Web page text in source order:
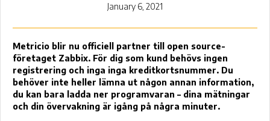
January 6, 2021
Metricio blir nu officiell partner till open source-
företaget Zabbix. För dig som kund behövs ingen
registrering och inga inga kreditkortsnummer. Du
behöver inte heller lämna ut någon annan information,
du kan bara ladda ner programvaran – dina mätningar
och din övervakning är igång på några minuter.